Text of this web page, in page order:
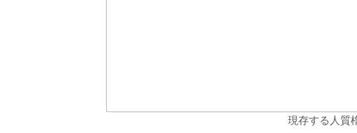
現存する人質